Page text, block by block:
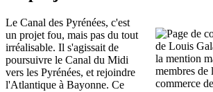
Le Canal des Pyrénées, c'est
un projet fou, mais pas du tout
irréalisable. Il s'agissait de
poursuivre le Canal du Midi
vers les Pyrénées, et rejoindre
l'Atlantique à Bayonne. Ce